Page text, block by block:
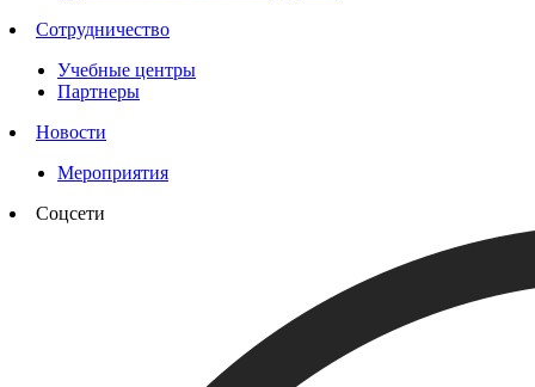
Сотрудничество
Учебные центры
Партнеры
Новости
Мероприятия
Соцсети